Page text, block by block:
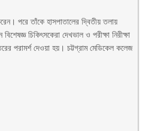
পরে তাঁকে হাসপাতালের দ্বিতীয় তলায়
চিকিৎসকেরা দেখভাল ও পরীক্ষা নিরীক্ষা
পরামর্শ দেওয়া হয়। চট্টগ্রাম মেডিকেল কলেজ